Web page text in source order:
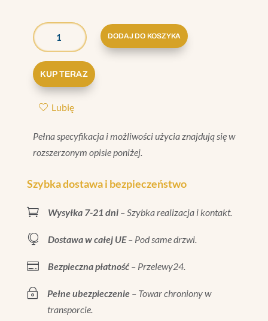
GRAZIA
EPOQUE
MEDICI
IVORY
20X80
DODAJ DO KOSZYKA
KUP TERAZ
Lubię
Pełna specyfikacja i możliwości użycia znajdują się w
rozszerzonym opisie poniżej.
Szybka dostawa i bezpieczeństwo
 Wysyłka 7-21 dni– Szybka realizacja i kontakt.
 Dostawa w całej UE– Pod same drzwi.
 Bezpieczna płatność– Przelewy24.
~ Pełne ubezpieczenie– Towar chroniony w
transporcie.